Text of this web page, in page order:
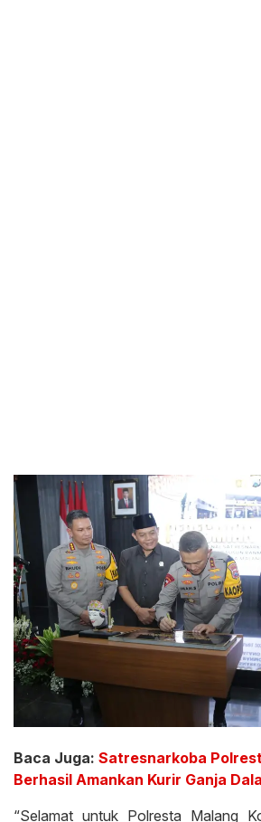
Baca Juga: Satresnarkoba
Berhasil Amankan Kurir Ganja
“Selamat untuk Polresta Malang